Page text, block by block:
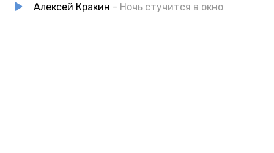
Алексей Кракин - Ночь стучится в окно